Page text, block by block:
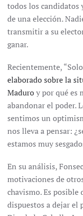
todos los candidatos
de una elección.
transmitir a su
ganar.
Recientemente,
elaborado sobre la
Maduroy por qué es
abandonar el poder.
sentimos un
nos lleva a pensar:
estamos muy
En su análisis,
motivaciones de
chavismo. Es posible
dispuestos a dejar el